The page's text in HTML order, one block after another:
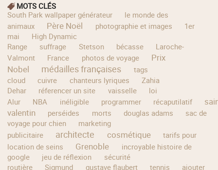
MOTS CLÉS
South Park wallpaper générateur
le monde des
animaux
Père Noël photographie et images
1er
mai
High Dynamic
Range
suffrage Stetson bécasse
Laroche-
Valmont
France photos de voyage
Prix
Nobel
médailles françaises
tags
cloud
cuivre chanteurs lyriques
Zahia
Dehar
réferencer un site vaisselle
loi
Alur
NBA inéligible programmer récaputilatif
valentin
perséides morts douglas adams
sac de
voyage pour chien
marketing
publicitaire
architecte cosmétique
tarifs pour
location de seins
Grenoble
incroyable histoire de
google
jeu de réflexion
sécurité
routière
Sigmund gustave flaubert tennis
ajouter